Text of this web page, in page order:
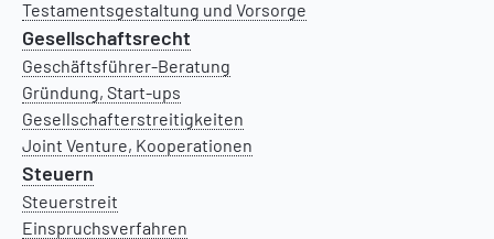
Testamentsgestaltung und Vorsorge
Gesellschaftsrecht
Geschäftsführer-Beratung
Gründung, Start-ups
Gesellschafterstreitigkeiten
Joint Venture, Kooperationen
Steuern
Steuerstreit
Einspruchsverfahren